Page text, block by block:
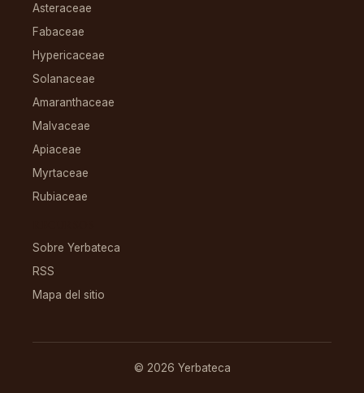
Asteraceae
Fabaceae
Hypericaceae
Solanaceae
Amaranthaceae
Malvaceae
Apiaceae
Myrtaceae
Rubiaceae
Sobre Yerbateca
RSS
Mapa del sitio
© 2026 Yerbateca